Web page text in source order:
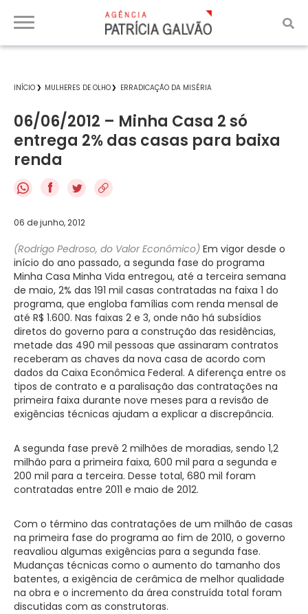
INÍCIO MULHERES DE OLHO ERRADICAÇÃO DA MISÉRIA
06/06/2012 – Minha Casa 2 só
entrega 2% das casas para baixa
renda
f
06 de junho, 2012
(Rodrigo Pedroso, do Valor Econômico) Em vigor desde o
início do ano passado, a segunda fase do programa
Minha Casa Minha Vida entregou, até a terceira semana
de maio, 2% das 191 mil casas contratadas na faixa 1 do
programa, que engloba famílias com renda mensal de
até R$ 1.600. Nas faixas 2 e 3, onde não há subsídios
diretos do governo para a construção das residências,
metade das 490 mil pessoas que assinaram contratos
receberam as chaves da nova casa de acordo com
dados da Caixa Econômica Federal. A diferença entre os
tipos de contrato e a paralisação das contratações na
primeira faixa durante nove meses para a revisão de
exigências técnicas ajudam a explicar a discrepância.
A segunda fase prevê 2 milhões de moradias, sendo 1,2
milhão para a primeira faixa, 600 mil para a segunda e
200 mil para a terceira. Desse total, 680 mil foram
contratadas entre 2011 e maio de 2012.
Com o término das contratações de um milhão de casas
na primeira fase do programa ao fim de 2010, o governo
reavaliou algumas exigências para a segunda fase.
Mudanças técnicas como o aumento do tamanho dos
batentes, a exigência de cerâmica de melhor qualidade
na obra e o incremento da área construída total foram
discutidas com as construtoras.